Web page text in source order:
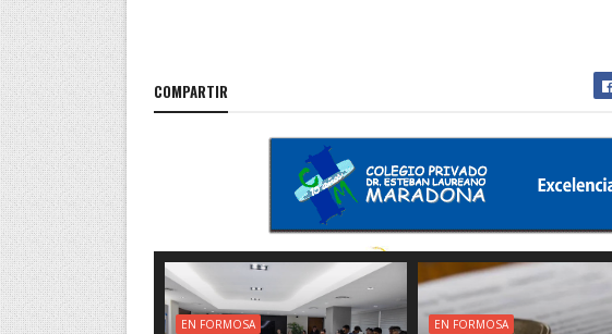
COMPARTIR
EN FORMOSA EN FORMOSA